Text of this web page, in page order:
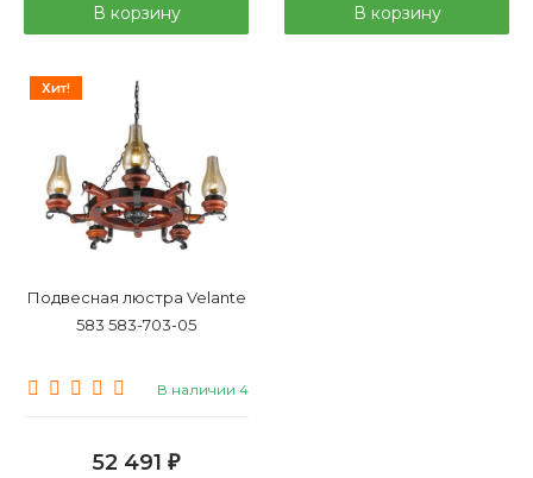
В корзину В корзину
Хит!
Подвесная люстра Velante
583 583-703-05
В наличии 4
52 491 ₽